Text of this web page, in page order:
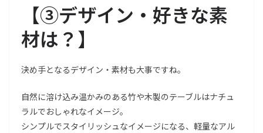
【③デザイン・好きな素
材は？】
決め手となるデザイン・素材も大事ですね。
自然に溶け込み温かみのある竹や木製のテーブルはナチュ
ラルでおしゃれなイメージ。
シンプルでスタイリッシュなイメージになる、軽量なアル